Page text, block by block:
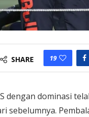
SHARE 19
dengan dominasi
sebelumnya.